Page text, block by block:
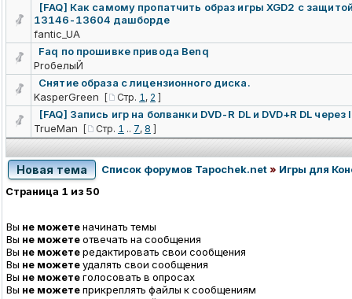
[FAQ] Как самому пропатчить образ игры XGD2 с
13146-13604 дашборде
fantic_UA
Faq по прошивке привода Benq
ProбелыЙ
Снятие образа с лицензионного диска.
KasperGreen
[ Стр. 1, 2 ]
[FAQ] Запись игр на болванки DVD-R DL и DVD+R DL через
TrueMan
[ Стр. 1 .. 7, 8 ]
Новая тема Список форумов Tapochek.net» Игры для
Страница 1 из 50
Вы не можетеначинать темы
Вы не можетеотвечать на сообщения
Вы не можетередактировать свои сообщения
Вы не можетеудалять свои сообщения
Вы не можетеголосовать в опросах
Вы не можетеприкреплять файлы к сообщениям